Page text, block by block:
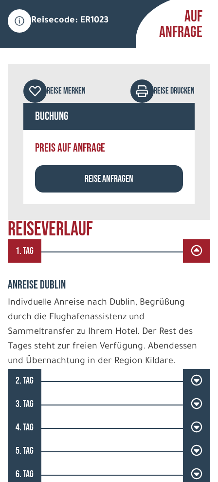
Reisecode: ER1023
AUF
ANFRAGE
REISEVERLAUF
1. TAG
ANREISE DUBLIN
Indivduelle Anreise nach Dublin, Begrüßung
durch die Flughafenassistenz und
Sammeltransfer zu Ihrem Hotel. Der Rest des
Tages steht zur freien Verfügung. Abendessen
und Übernachtung in der Region Kildare.
2. TAG
3. TAG
4. TAG
5. TAG
6. TAG
REISE MERKEN REISE DRUCKEN
Buchung
PREIS AUF ANFRAGE
REISE ANFRAGEN